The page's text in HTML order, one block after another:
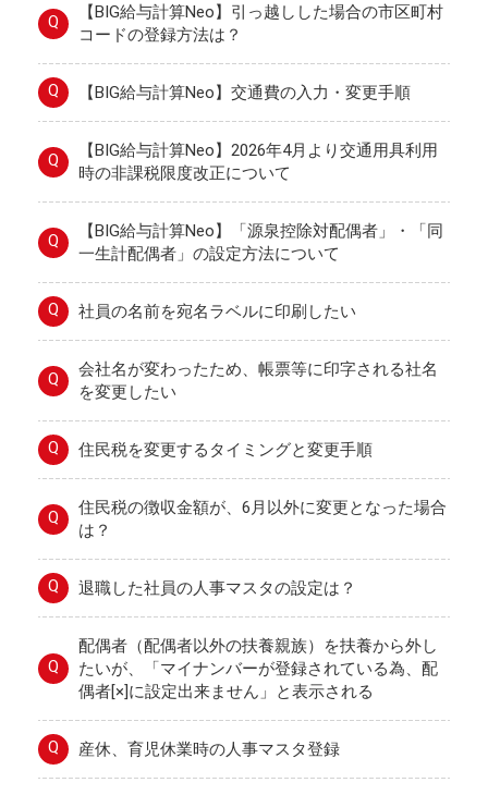
Q
【BIG給与計算Neo】引っ越しした場合の市区町村
コードの登録方法は？
Q 【BIG給与計算Neo】交通費の入力・変更手順
Q
【BIG給与計算Neo】2026年4月より交通用具利用
時の非課税限度改正について
Q
【BIG給与計算Neo】「源泉控除対配偶者」・「同
一生計配偶者」の設定方法について
Q 社員の名前を宛名ラベルに印刷したい
Q
会社名が変わったため、帳票等に印字される社名
を変更したい
Q 住民税を変更するタイミングと変更手順
Q
住民税の徴収金額が、6月以外に変更となった場合
は？
Q 退職した社員の人事マスタの設定は？
Q
配偶者（配偶者以外の扶養親族）を扶養から外し
たいが、「マイナンバーが登録されている為、配
偶者[×]に設定出来ません」と表示される
Q 産休、育児休業時の人事マスタ登録